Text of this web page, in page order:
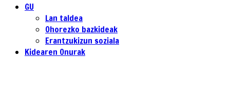
GU
Lan taldea
Ohorezko bazkideak
Erantzukizun soziala
Kidearen Onurak